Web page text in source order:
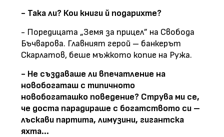
- Така ли? Кои книги й подарихте?
- Поредицата „Земя за прицел” на Свобода
Бъчварова. Главният герой – банкерът
Скарлатов, беше мъжкото копие на Ружа.
- Не създаваше ли впечатление на
новобогаташ с типичното
новобогаташко поведение? Струва ми се,
че доста парадираше с богатството си –
лъскави партита, лимузини, гигантска
яхта...